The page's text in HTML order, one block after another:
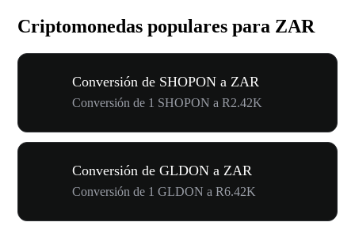
Criptomonedas populares para ZAR
Conversión de SHOPON a ZAR
Conversión de 1 SHOPON a R2.42K
Conversión de GLDON a ZAR
Conversión de 1 GLDON a R6.42K